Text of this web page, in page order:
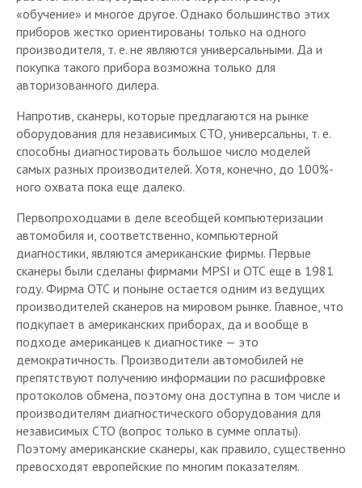
«обучение» и многое другое. Однако большинство этих
приборов жестко ориентированы только на одного
производителя, т. е. не являются универсальными. Да и
покупка такого прибора возможна только для
авторизованного дилера.
Напротив, сканеры, которые предлагаются на рынке
оборудования для независимых СТО, универсальны, т. е.
способны диагностировать большое число моделей
самых разных производителей. Хотя, конечно, до 100%-
ного охвата пока еще далеко.
Первопроходцами в деле всеобщей компьютеризации
автомобиля и, соответственно, компьютерной
диагностики, являются американские фирмы. Первые
сканеры были сделаны фирмами MPSI и ОТС еще в 1981
году. Фирма ОТС и поныне остается одним из ведущих
производителей сканеров на мировом рынке. Главное, что
подкупает в американских приборах, да и вообще в
подходе американцев к диагностике — это
демократичность. Производители автомобилей не
препятствуют получению информации по расшифровке
протоколов обмена, поэтому она доступна в том числе и
производителям диагностического оборудования для
независимых СТО (вопрос только в сумме оплаты).
Поэтому американские сканеры, как правило, существенно
превосходят европейские по многим показателям.